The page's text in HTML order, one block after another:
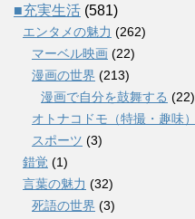
■充実生活 (581)
エンタメの魅力 (262)
マーベル映画 (22)
漫画の世界 (213)
漫画で自分を鼓舞する (22)
オトナコドモ（特撮・趣味）
スポーツ (3)
錯覚 (1)
言葉の魅力 (32)
死語の世界 (3)